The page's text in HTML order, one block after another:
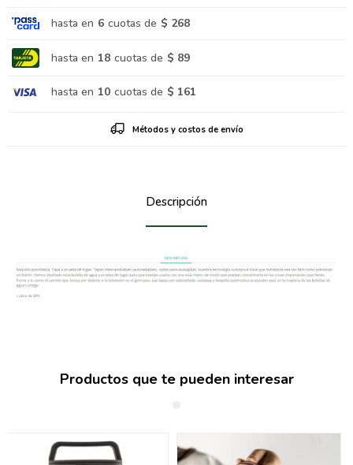
hasta en 6 cuotas de $ 268
hasta en 18 cuotas de $ 89
hasta en 10 cuotas de $ 161
Métodos y costos de envío
Descripción
Productos que te pueden interesar